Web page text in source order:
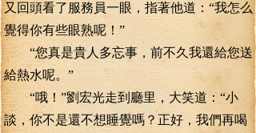
又回頭看了服務員一眼，指著他道：“我怎么
覺得你有些眼熟呢！”
“您真是貴人多忘事，前不久我還給您送
給熱水呢。”
“哦！”劉宏光走到廳里，大笑道：“小
談，你不是還不想睡覺嗎？正好，我們再喝